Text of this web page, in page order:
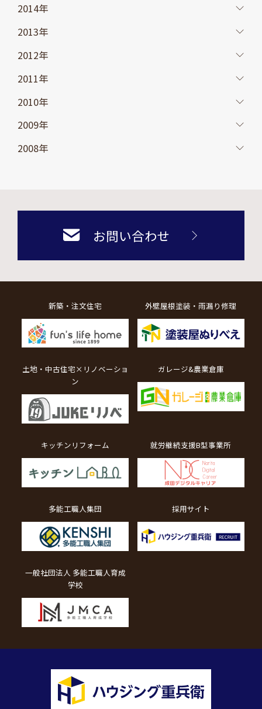
2014年
2013年
2012年
2011年
2010年
2009年
2008年
お問い合わせ
新築・注文住宅 外壁屋根塗装・雨漏り修理
土地・中古住宅×リノベーショ
ン
ガレージ&農業倉庫
キッチンリフォーム 就労継続支援B型事業所
多能工職人集団 採用サイト
一般社団法人 多能工職人育成
学校